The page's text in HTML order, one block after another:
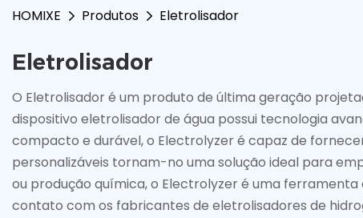
HOMIXE Produtos Eletrolisador
Eletrolisador
O Eletrolisador é um produto de última geração
dispositivo eletrolisador de água possui tecnologia
compacto e durável, o Electrolyzer é capaz de
personalizáveis ​​tornam-no uma solução ideal para
ou produção química, o Electrolyzer é uma
contato com os fabricantes de eletrolisadores de